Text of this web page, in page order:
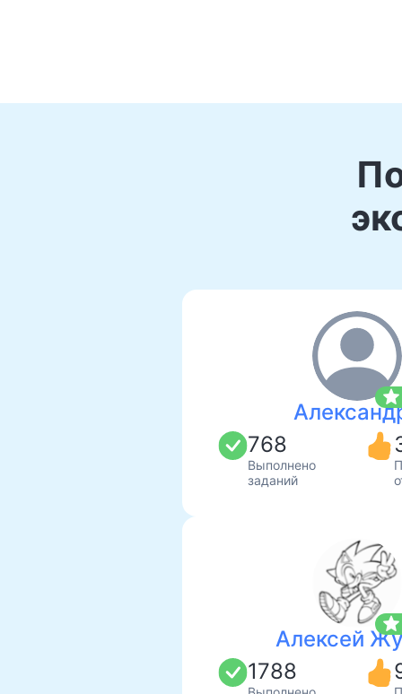
star
768
Выполнено
заданий
star
Алексей
1788